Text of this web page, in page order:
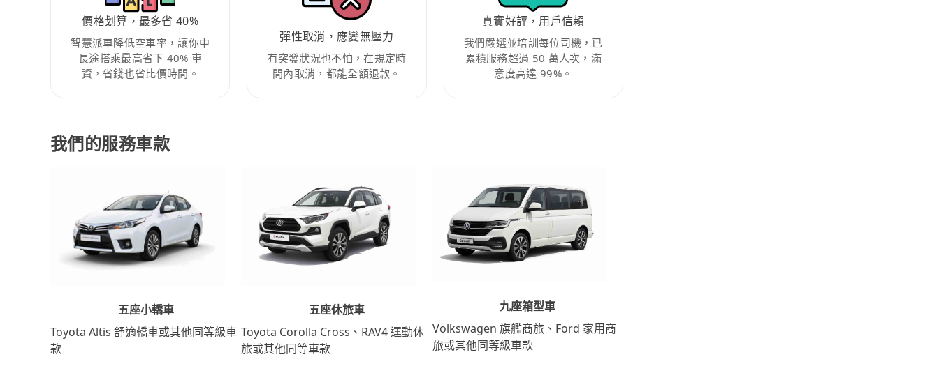
價格划算，最多省 40%
智慧派車降低空車率，讓你中
長途搭乘最高省下 40% 車
資，省錢也省比價時間。
彈性取消，應變無壓力
有突發狀況也不怕，在規定時
間內取消，都能全額退款。
真實好評，用戶信賴
我們嚴選並培訓每位司機，已
累積服務超過 50 萬人次，滿
意度高達 99%。
我們的服務車款
五座小轎車
Toyota Altis 舒適轎車或其他同等級車
款
五座休旅車
Toyota Corolla Cross、RAV4 運動休
旅或其他同等車款
九座箱型車
Volkswagen 旗艦商旅、Ford 家用商
旅或其他同等級車款